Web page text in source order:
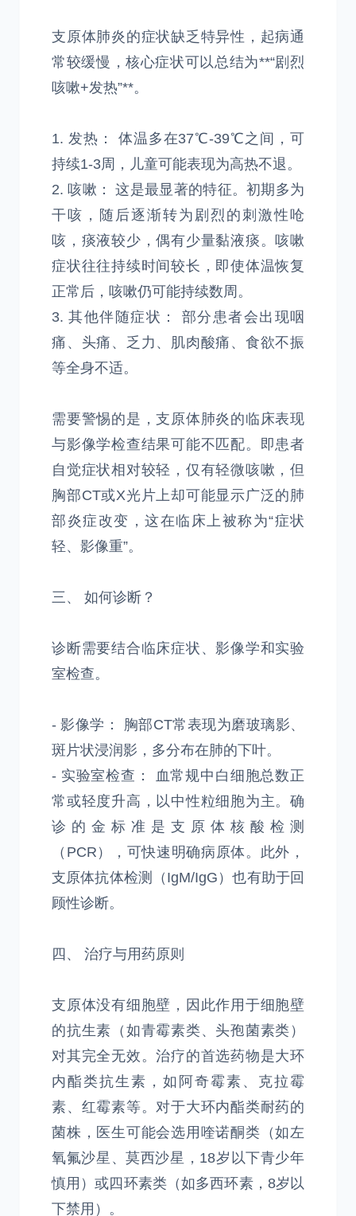
支原体肺炎的症状缺乏特异性，起病通
常较缓慢，核心症状可以总结为**“剧烈
咳嗽+发热”**。
1. 发热： 体温多在37℃-39℃之间，可
持续1-3周，儿童可能表现为高热不退。
2. 咳嗽： 这是最显著的特征。初期多为
干咳，随后逐渐转为剧烈的刺激性呛
咳，痰液较少，偶有少量黏液痰。咳嗽
症状往往持续时间较长，即使体温恢复
正常后，咳嗽仍可能持续数周。
3. 其他伴随症状： 部分患者会出现咽
痛、头痛、乏力、肌肉酸痛、食欲不振
等全身不适。
需要警惕的是，支原体肺炎的临床表现
与影像学检查结果可能不匹配。即患者
自觉症状相对较轻，仅有轻微咳嗽，但
胸部CT或X光片上却可能显示广泛的肺
部炎症改变，这在临床上被称为“症状
轻、影像重”。
三、 如何诊断？
诊断需要结合临床症状、影像学和实验
室检查。
- 影像学： 胸部CT常表现为磨玻璃影、
斑片状浸润影，多分布在肺的下叶。
- 实验室检查： 血常规中白细胞总数正
常或轻度升高，以中性粒细胞为主。确
诊的金标准是支原体核酸检测
（PCR），可快速明确病原体。此外，
支原体抗体检测（IgM/IgG）也有助于回
顾性诊断。
四、 治疗与用药原则
支原体没有细胞壁，因此作用于细胞壁
的抗生素（如青霉素类、头孢菌素类）
对其完全无效。治疗的首选药物是大环
内酯类抗生素，如阿奇霉素、克拉霉
素、红霉素等。对于大环内酯类耐药的
菌株，医生可能会选用喹诺酮类（如左
氧氟沙星、莫西沙星，18岁以下青少年
慎用）或四环素类（如多西环素，8岁以
下禁用）。